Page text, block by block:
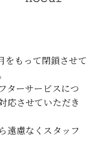
をもって閉鎖させて
ターサービスにつ
応させていただき
遠慮なくスタッフ